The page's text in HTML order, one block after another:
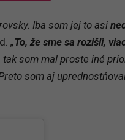
Iba som jej to asi
„To, že sme sa rozišli,
som mal proste iné
som aj